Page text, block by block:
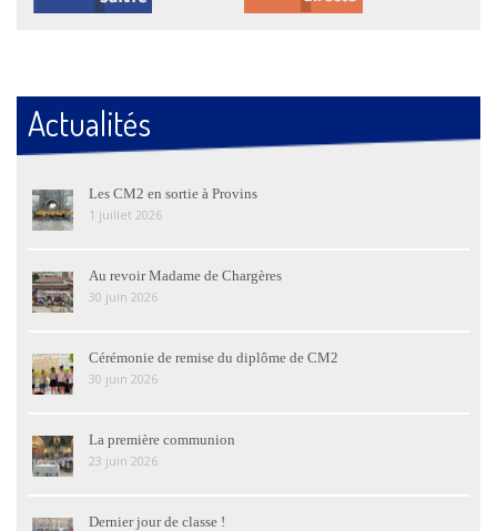
Actualités
Les CM2 en sortie à Provins
1 juillet 2026
Au revoir Madame de Chargères
30 juin 2026
Cérémonie de remise du diplôme de CM2
30 juin 2026
La première communion
23 juin 2026
Dernier jour de classe !